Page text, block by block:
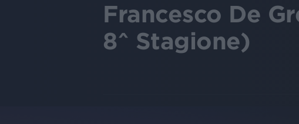
Francesco De
8^ Stagione)